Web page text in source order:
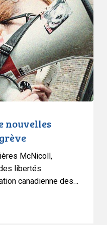
nouvelles
McNicoll,
libertés
canadienne des…